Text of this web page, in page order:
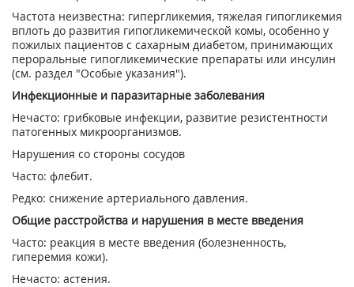
Частота неизвестна: гипергликемия, тяжелая гипогликемия
вплоть до развития гипогликемической комы, особенно у
пожилых пациентов с сахарным диабетом, принимающих
пероральные гипогликемические препараты или инсулин
(см. раздел "Особые указания").
Инфекционные и паразитарные заболевания
Нечасто: грибковые инфекции, развитие резистентности
патогенных микроорганизмов.
Нарушения со стороны сосудов
Часто: флебит.
Редко: снижение артериального давления.
Общие расстройства и нарушения в месте введения
Часто: реакция в месте введения (болезненность,
гиперемия кожи).
Нечасто: астения.